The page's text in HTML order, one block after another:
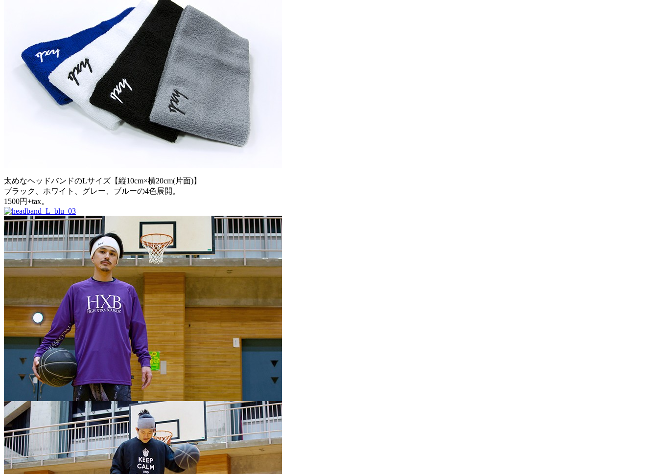
太めなヘッドバンドのLサイズ【縦10cm×横20cm(片面)】
ブラック、ホワイト、グレー、ブルーの4色展開。
1500円+tax。